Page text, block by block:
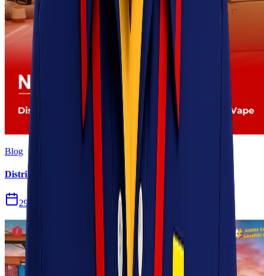
Blog
Distribusi Pengiriman Rokok Elektronik atau Vape
29 Jul 2026